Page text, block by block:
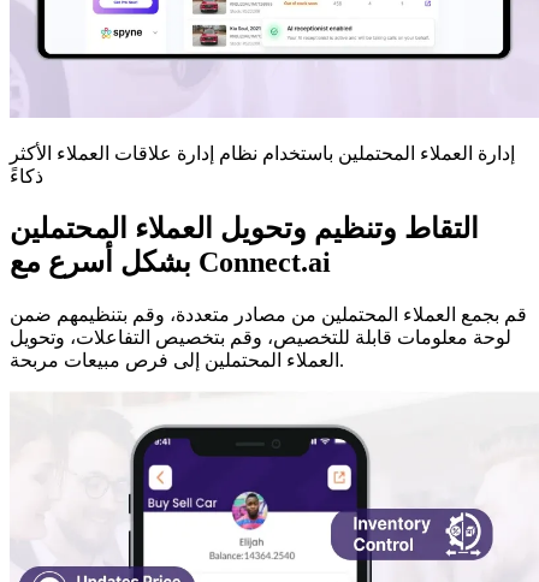
إدارة العملاء المحتملين باستخدام نظام إدارة علاقات العملاء الأكثر
ذكاءً
التقاط وتنظيم وتحويل العملاء المحتملين
بشكل أسرع مع Connect.ai
قم بجمع العملاء المحتملين من مصادر متعددة، وقم بتنظيمهم ضمن
لوحة معلومات قابلة للتخصيص، وقم بتخصيص التفاعلات، وتحويل
العملاء المحتملين إلى فرص مبيعات مربحة.